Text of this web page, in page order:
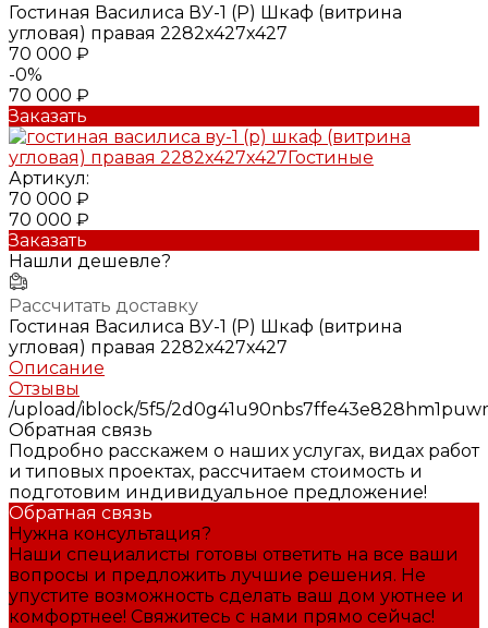
Гостиная Василиса ВУ-1 (Р) Шкаф (витрина
угловая) правая 2282x427x427
70 000 ₽
-0%
70 000 ₽
Заказать
Артикул:
70 000 ₽
70 000 ₽
Заказать
Нашли дешевле?
Рассчитать доставку
Гостиная Василиса ВУ-1 (Р) Шкаф (витрина
угловая) правая 2282x427x427
Описание
Отзывы
/upload/iblock/5f5/
Обратная связь
Подробно расскажем о наших услугах, видах работ
и типовых проектах, рассчитаем стоимость и
подготовим индивидуальное предложение!
Обратная связь
Нужна консультация?
Наши специалисты готовы ответить на все ваши
вопросы и предложить лучшие решения. Не
упустите возможность сделать ваш дом уютнее и
комфортнее! Свяжитесь с нами прямо сейчас!